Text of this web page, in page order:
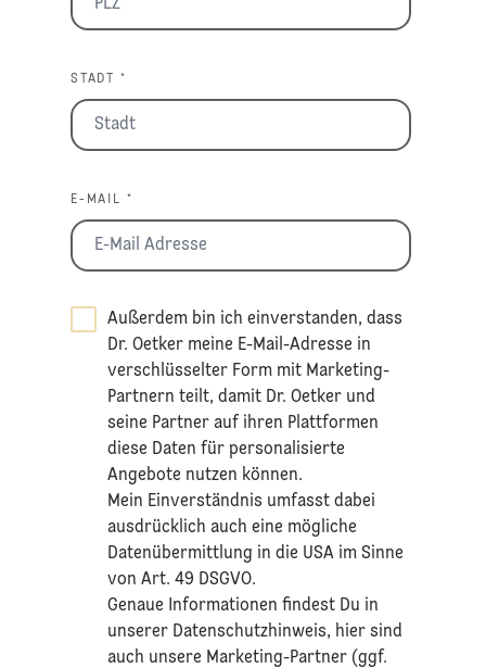
STADT *
E-MAIL *
Außerdem bin ich einverstanden, dass
Dr. Oetker meine E-Mail-Adresse in
verschlüsselter Form mit Marketing-
Partnern teilt, damit Dr. Oetker und
seine Partner auf ihren Plattformen
diese Daten für personalisierte
Angebote nutzen können.
Mein Einverständnis umfasst dabei
ausdrücklich auch eine mögliche
Datenübermittlung in die USA im Sinne
von Art. 49 DSGVO.​
​Genaue Informationen findest Du in
unserer Datenschutzhinweis, hier sind
auch unsere Marketing-Partner (ggf.